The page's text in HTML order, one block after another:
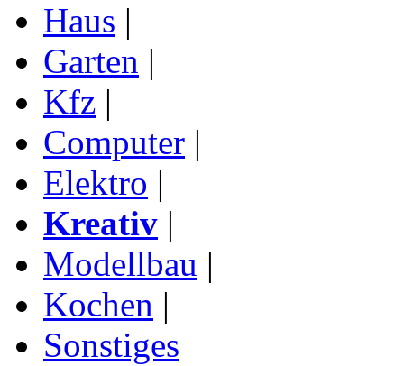
Haus |
Garten |
Kfz |
Computer |
Elektro |
Kreativ |
Modellbau |
Kochen |
Sonstiges